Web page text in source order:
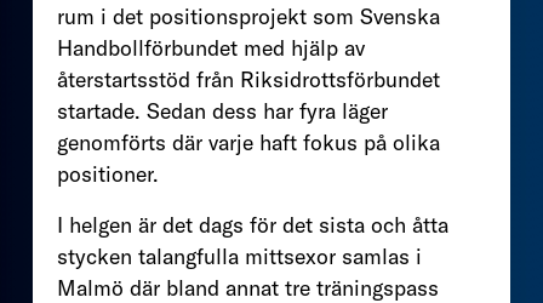
rum i det positionsprojekt som Svenska
Handbollförbundet med hjälp av
återstartsstöd från Riksidrottsförbundet
startade. Sedan dess har fyra läger
genomförts där varje haft fokus på olika
positioner.
I helgen är det dags för det sista och åtta
stycken talangfulla mittsexor samlas i
Malmö där bland annat tre träningspass